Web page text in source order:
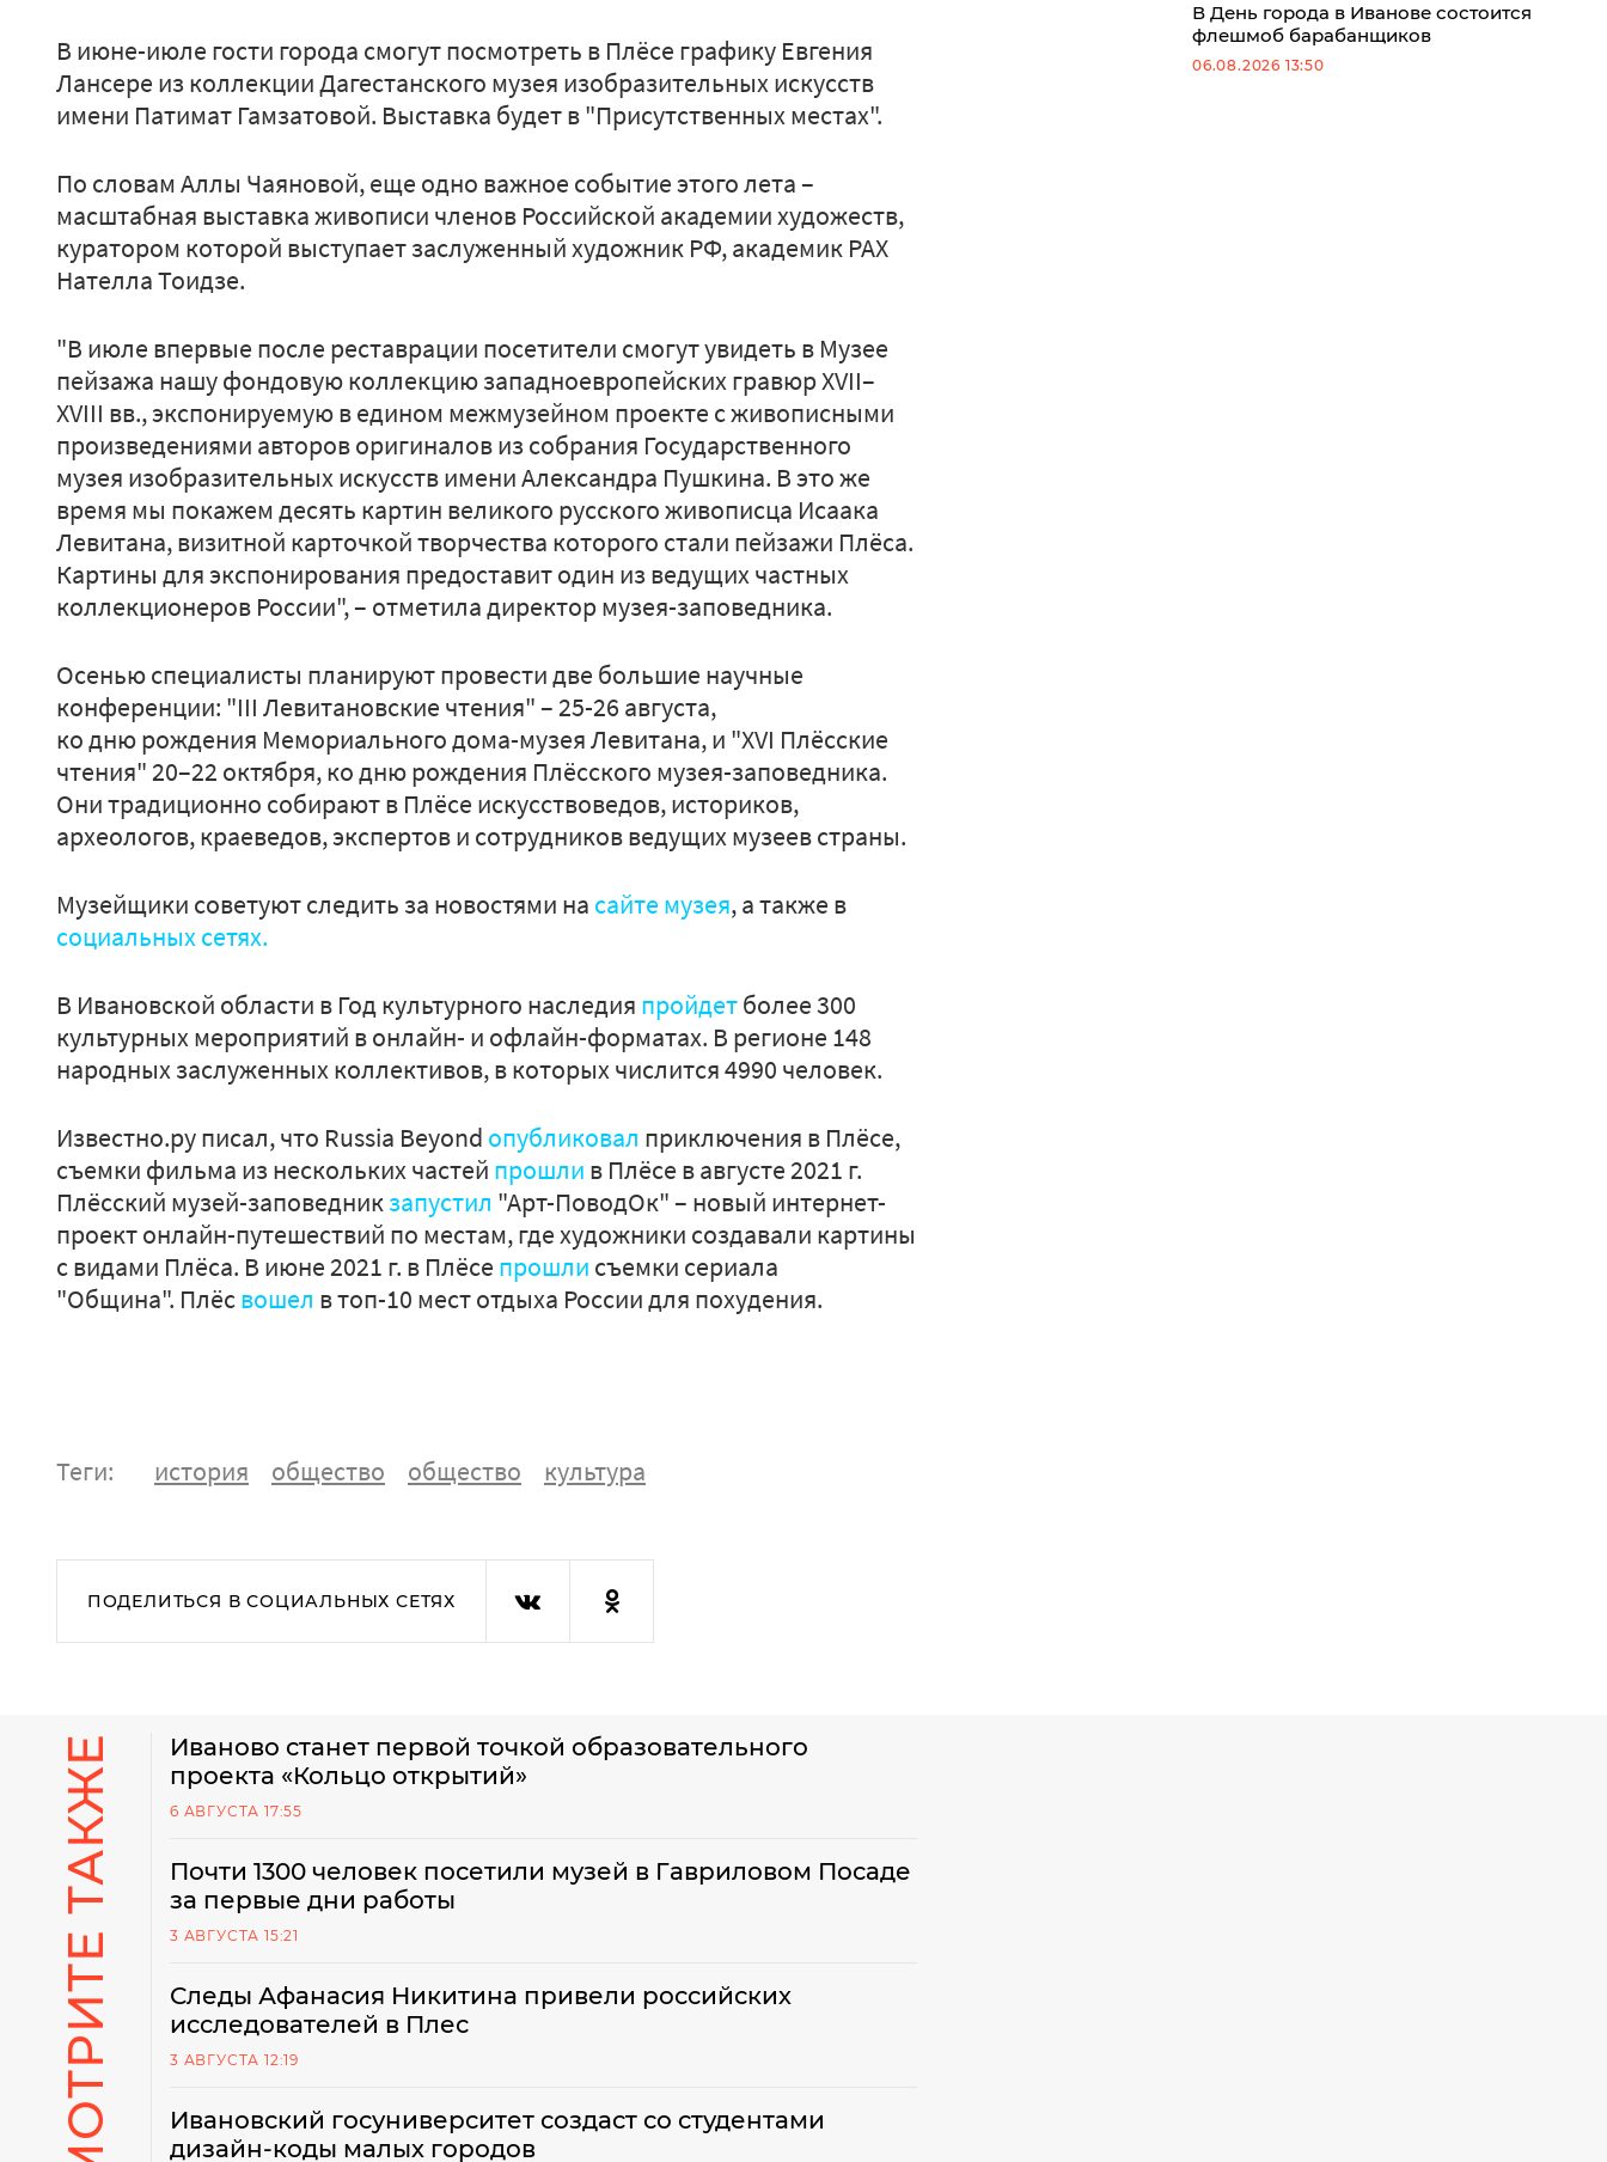
В июне-июле гости города смогут посмотреть в Плёсе графику Евгения
Лансере из коллекции Дагестанского музея изобразительных искусств
имени Патимат Гамзатовой. Выставка будет в "Присутственных местах".
По словам Аллы Чаяновой, еще одно важное событие этого лета –
масштабная выставка живописи членов Российской академии художеств,
куратором которой выступает заслуженный художник РФ, академик РАХ
Нателла Тоидзе.
"В июле впервые после реставрации посетители смогут увидеть в Музее
пейзажа нашу фондовую коллекцию западноевропейских гравюр XVII–
XVIII вв., экспонируемую в едином межмузейном проекте с живописными
произведениями авторов оригиналов из собрания Государственного
музея изобразительных искусств имени Александра Пушкина. В это же
время мы покажем десять картин великого русского живописца Исаака
Левитана, визитной карточкой творчества которого стали пейзажи Плёса.
Картины для экспонирования предоставит один из ведущих частных
коллекционеров России", – отметила директор музея-заповедника.
Осенью специалисты планируют провести две большие научные
конференции: "III Левитановские чтения" – 25-26 августа,
ко дню рождения Мемориального дома-музея Левитана, и "XVI Плёсские
чтения" 20–22 октября, ко дню рождения Плёсского музея-заповедника.
Они традиционно собирают в Плёсе искусствоведов, историков,
археологов, краеведов, экспертов и сотрудников ведущих музеев страны.
Музейщики советуют следить за новостями на сайте музея, а также в
социальных сетях.
В Ивановской области в Год культурного наследия пройдетболее 300
культурных мероприятий в онлайн- и офлайн-форматах. В регионе 148
народных заслуженных коллективов, в которых числится 4990 человек.
Известно.ру писал, что Russia Beyond опубликовал приключения в Плёсе,
съемки фильма из нескольких частей прошли в Плёсе в августе 2021 г.
Плёсский музей-заповедникзапустил "Арт-ПоводОк" – новый интернет-
проект онлайн-путешествий по местам, где художники создавали картины
с видами Плёса. В июне 2021 г. в Плёсе прошли съемки сериала
"Община". Плёсвошел в топ-10 мест отдыха России для похудения.
Теги: история общество общество культура
ПОДЕЛИТЬСЯ В СОЦИАЛЬНЫХ СЕТЯХ
В День города в Иванове состоится
флешмоб барабанщиков
06.08.2026 13:50
СМОТРИТЕ ТАКЖЕ
Иваново станет первой точкой образовательного
проекта «Кольцо открытий»
6 АВГУСТА 17:55
Почти 1300 человек посетили музей в Гавриловом Посаде
за первые дни работы
3 АВГУСТА 15:21
Следы Афанасия Никитина привели российских
исследователей в Плес
3 АВГУСТА 12:19
Ивановский госуниверситет создаст со студентами
дизайн-коды малых городов